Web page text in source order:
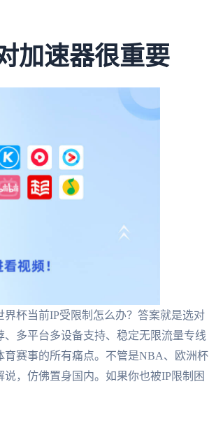
加速器很重要
杯当前IP受限制怎么办？答案就是选对
多平台多设备支持、稳定无限流量专线
赛事的所有痛点。不管是NBA、欧洲杯
，仿佛置身国内。如果你也被IP限制困